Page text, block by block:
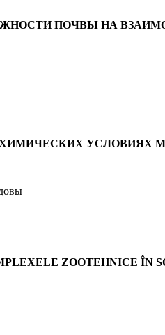
ПОЧВЫ НА
УСЛОВИЯХ
ZOOTEHNICE ÎN